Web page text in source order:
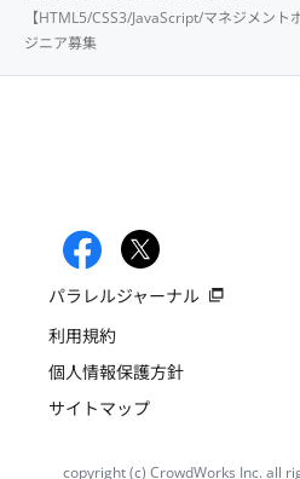
【HTML5/CSS3/JavaScript/マネジメン
ジニア募集
パラレルジャーナル
利用規約
個人情報保護方針
サイトマップ
copyright (c) CrowdWorks Inc. all